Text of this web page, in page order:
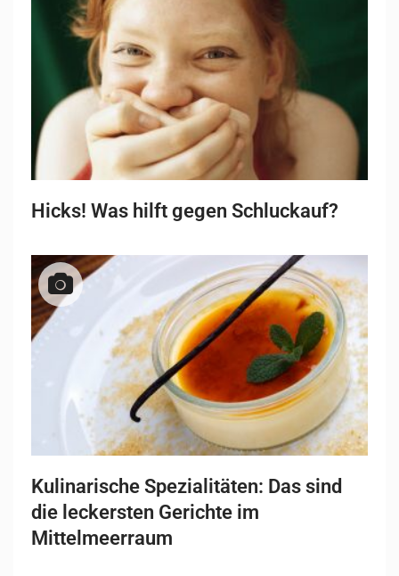
Hicks! Was hilft gegen Schluckauf?
Kulinarische Spezialitäten: Das sind
die leckersten Gerichte im
Mittelmeerraum